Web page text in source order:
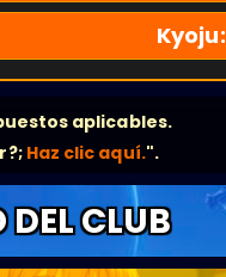
Kyoju:
aplicables.
Haz clic aquí.".
DEL CLUB